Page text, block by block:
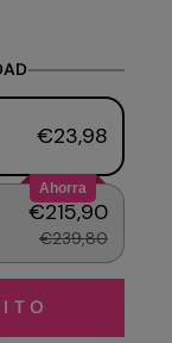
€23,98
Ahorra
€215,90
€239,80